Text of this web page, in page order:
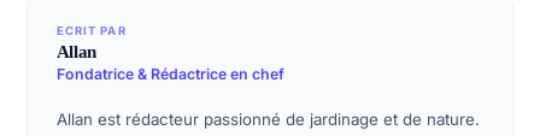
ECRIT PAR
Allan
Fondatrice & Rédactrice en chef
Allan est rédacteur passionné de jardinage et de nature.